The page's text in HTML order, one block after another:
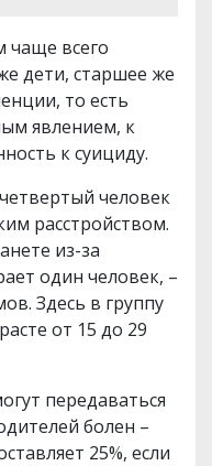
чаще всего
дети, старшее же
то есть
явлением, к
к суициду.
человек
расстройством.
из-за
один человек, –
Здесь в группу
от 15 до 29
передаваться
болен –
25%, если